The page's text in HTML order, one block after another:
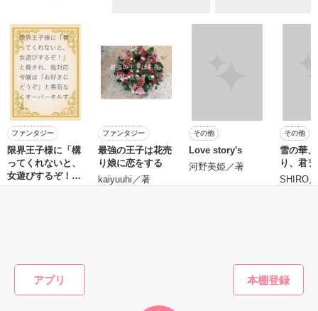
アプリ
ギル・レイヴン公爵
サラサラとした綺麗な黒髪に綺麗な青色の瞳
あまりにも整った顔は女性たちを引き寄せる
社交界で圧倒的人気を誇っていた
表では甘いマスクを被る彼の裏は……
空から降ってきたリリィに恋したギルは
らう」
パーティーの場で、シュバリタイア王国の王太子……セドリッ
ク・ノル・シュバリタイアの声が響く。
その隣にはフランソワーズの義理の妹、マドレーヌが立ってい
た。
（さて……ここまでは物語通りかしら）
フランソワーズ・ベルナールは前世で読んだ小説の悪役令嬢だ
った。
そして『聖女』として悪魔の宝玉を抑えて国を守っていたのだ
が……。
（これですべてが思い通りに終わると思っているんでしょう
が……甘いのよ）
ていた。
フェーブル王国で、国を救った救世主として持ち上げられ、ス
ファンタジー
限界王子様に「構
ってくれないと、
女遊びするぞ！」
と脅され、塩対応
ファンタジー
最強の王子は花売
り娘に恋をする
kaiyuuhi／著
その他
Love story's
河野美姫／著
その他
雪の華
り、君
SHIRO